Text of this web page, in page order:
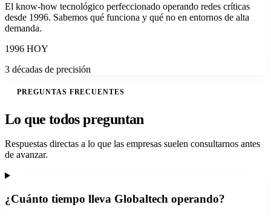
El know-how tecnológico perfeccionado operando redes críticas
desde 1996. Sabemos qué funciona y qué no en entornos de alta
demanda.
1996 HOY
3 décadas de precisión
PREGUNTAS FRECUENTES
Lo que todos preguntan
Respuestas directas a lo que las empresas suelen consultarnos antes
de avanzar.
¿Cuánto tiempo lleva Globaltech operando?